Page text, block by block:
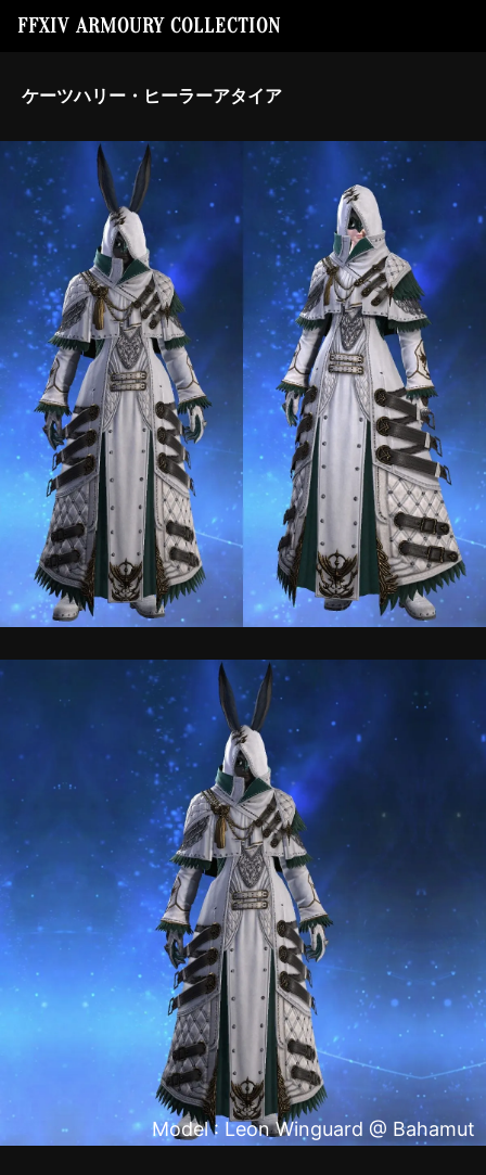
FFXIV ARMOURY COLLECTION
ケーツハリー・ヒーラーアタイア
Model : Leon Winguard @ Bahamut